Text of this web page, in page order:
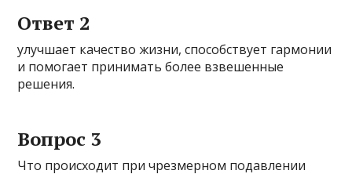
Ответ 2
улучшает качество жизни, способствует гармонии
и помогает принимать более взвешенные
решения.
Вопрос 3
Что происходит при чрезмерном подавлении